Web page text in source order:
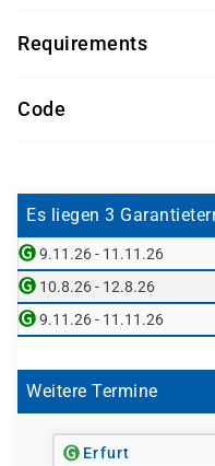
Materialwirtschaft (MM)
Requirements
Code
Es liegen 3
9.11.26 - 11.11.26
10.8.26 - 12.8.26
9.11.26 - 11.11.26
Weitere Termine
Erfurt